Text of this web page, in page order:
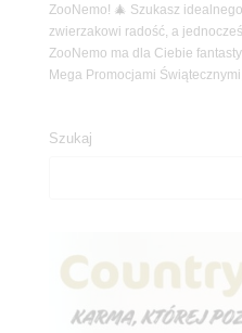
ZooNemo! 🎄 Szukasz
zwierzakowi radość, a
ZooNemo ma dla Ciebie
Mega Promocjami Świątecznymi,
Szukaj